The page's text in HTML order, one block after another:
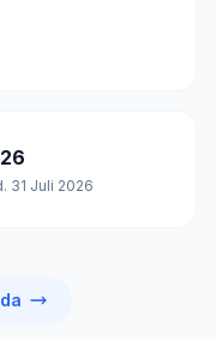
31 Juli 2026